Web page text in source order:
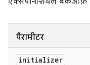
पैरामीटर
initializer